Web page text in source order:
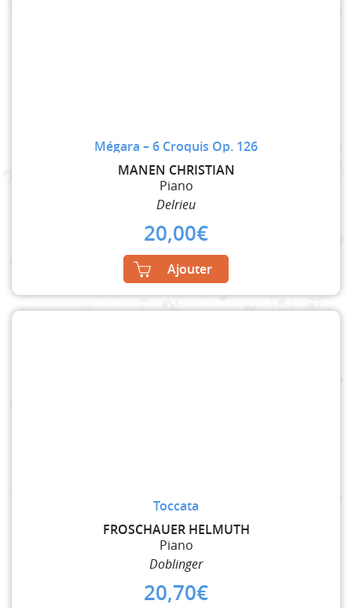
Mégara – 6 Croquis Op. 126
MANEN CHRISTIAN
Piano
Delrieu
20,00€
Ajouter
Toccata
FROSCHAUER HELMUTH
Piano
Doblinger
20,70€